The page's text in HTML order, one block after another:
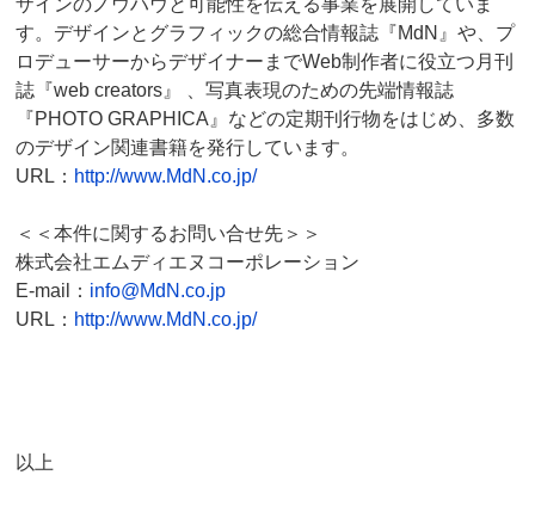
ザインのノウハウと可能性を伝える事業を展開していま
す。デザインとグラフィックの総合情報誌『MdN』や、プ
ロデューサーからデザイナーまでWeb制作者に役立つ月刊
誌『web creators』 、写真表現のための先端情報誌
『PHOTO GRAPHICA』などの定期刊行物をはじめ、多数
のデザイン関連書籍を発行しています。
URL： http://www.MdN.co.jp/
＜＜本件に関するお問い合せ先＞＞
株式会社エムディエヌコーポレーション
E-mail： info@MdN.co.jp
URL： http://www.MdN.co.jp/
以上